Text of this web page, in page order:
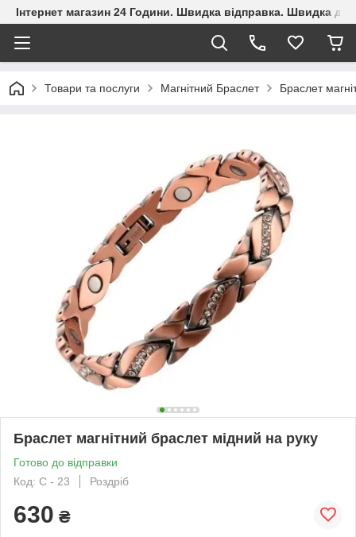
Інтернет магазин 24 Години. Швидка відправка. Швидка
Товари та послуги Магнітний Браслет Браслет
Браслет магнітний браслет мідний на руку
Готово до відправки
Код: С - 23
Роздріб
630 ₴